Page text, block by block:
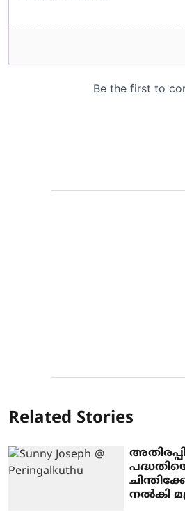
Related Stories
നൽകി